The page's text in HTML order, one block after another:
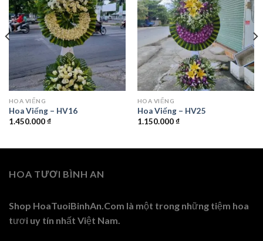
HOA VIẾNG
Hoa Viếng – HV16
1.450.000₫
HOA VIẾNG
Hoa Viếng – HV25
1.150.000₫
HOA TƯƠI BÌNH AN
Shop HoaTuoiBinhAn.Com là một trong những tiệm hoa
tươi uy tín nhất Việt Nam.